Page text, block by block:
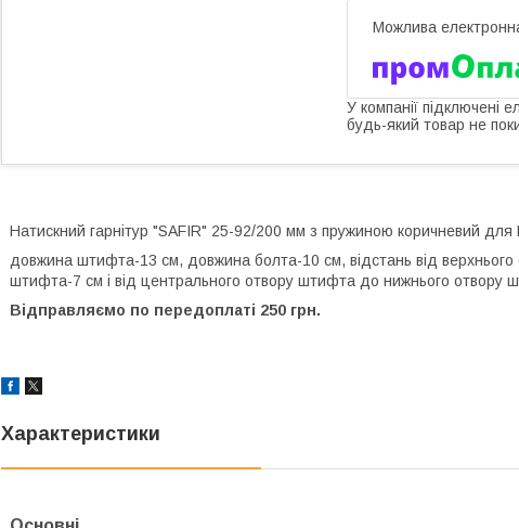
У компанії підключені
будь-який товар не
Натискний гарнітур "SAFIR" 25-92/200 мм з пружиною коричневий
довжина штифта-13 см, довжина болта-10 см, відстань від
штифта-7 см і від центрального отвору штифта до нижнього отвору
Відправляємо по передоплаті 250 грн.
Характеристики